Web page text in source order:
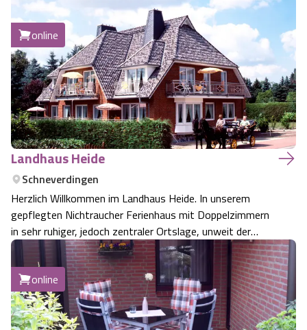
Personen.
online
Landhaus Heide
Schneverdingen
Herzlich Willkommen im Landhaus Heide. In unserem
gepflegten Nichtraucher Ferienhaus mit Doppelzimmern
in sehr ruhiger, jedoch zentraler Ortslage, unweit der
romantischen Heide und des wunderschönen
Heidegartens, möchten wir Sie recht herzlich begrüßen.
Treten Sie ein, und lassen Sie den Allta…
online